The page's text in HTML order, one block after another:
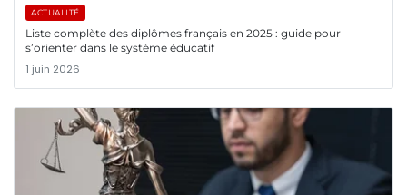
ACTUALITÉ
Liste complète des diplômes français en 2025 : guide pour
s’orienter dans le système éducatif
1 juin 2026